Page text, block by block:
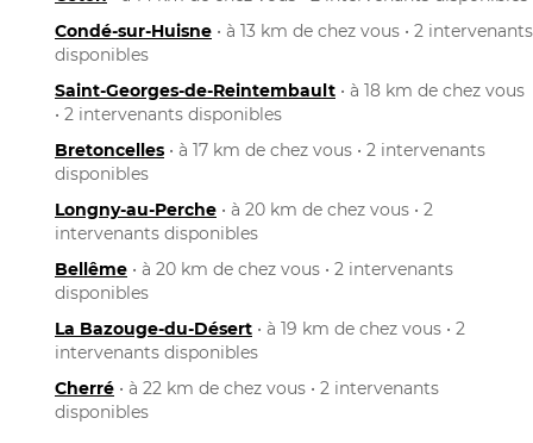
Condé-sur-Huisne • à 13 km de chez vous • 2 intervenants
disponibles
Saint-Georges-de-Reintembault • à 18 km de chez vous
• 2 intervenants disponibles
Bretoncelles • à 17 km de chez vous • 2 intervenants
disponibles
Longny-au-Perche • à 20 km de chez vous • 2
intervenants disponibles
Bellême • à 20 km de chez vous • 2 intervenants
disponibles
La Bazouge-du-Désert • à 19 km de chez vous • 2
intervenants disponibles
Cherré • à 22 km de chez vous • 2 intervenants
disponibles